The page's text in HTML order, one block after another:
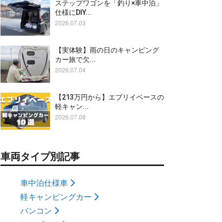
ステップワゴンを「釣り×車中泊」
仕様にDIY...
2026.07.03
【実体験】雨の日のキャンピング
カー旅で欠...
2026.07.04
【213万円から】エブリイベースの
軽キャン...
2026.07.08
車両タイプ別記事
車中泊仕様車
軽キャンピングカー
バンコン